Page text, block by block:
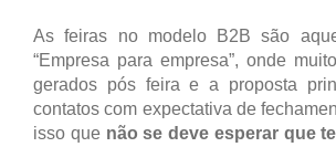
As feiras no modelo B2B são
“Empresa para empresa”, onde
gerados pós feira e a proposta
contatos com expectativa de
isso que não se deve esperar que